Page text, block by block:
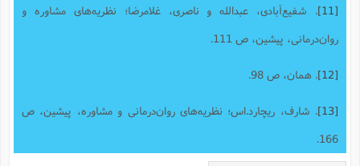
. شفیع‌آبادی، عبدالله و ناصری، غلامرضا؛ نظریه‌های مشاوره و
روان‌درمانی، پیشین، ص 111.
. همان، ص 98.
. شارف، ریچارد.اس؛ نظریه‌های روان‌درمانی و مشاوره، پیشین، ص
166.